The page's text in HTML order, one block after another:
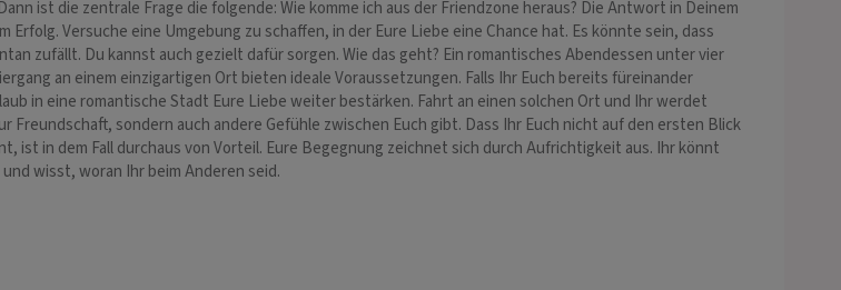
ist die zentrale Frage die folgende: Wie komme ich aus der Friendzone heraus? Die Antwort in Deinem
Erfolg. Versuche eine Umgebung zu schaffen, in der Eure Liebe eine Chance hat. Es könnte sein, dass
zufällt. Du kannst auch gezielt dafür sorgen. Wie das geht? Ein romantisches Abendessen unter vier
an einem einzigartigen Ort bieten ideale Voraussetzungen. Falls Ihr Euch bereits füreinander
in eine romantische Stadt Eure Liebe weiter bestärken. Fahrt an einen solchen Ort und Ihr werdet
Freundschaft, sondern auch andere Gefühle zwischen Euch gibt. Dass Ihr Euch nicht auf den ersten Blick
ist in dem Fall durchaus von Vorteil. Eure Begegnung zeichnet sich durch Aufrichtigkeit aus. Ihr könnt
wisst, woran Ihr beim Anderen seid.